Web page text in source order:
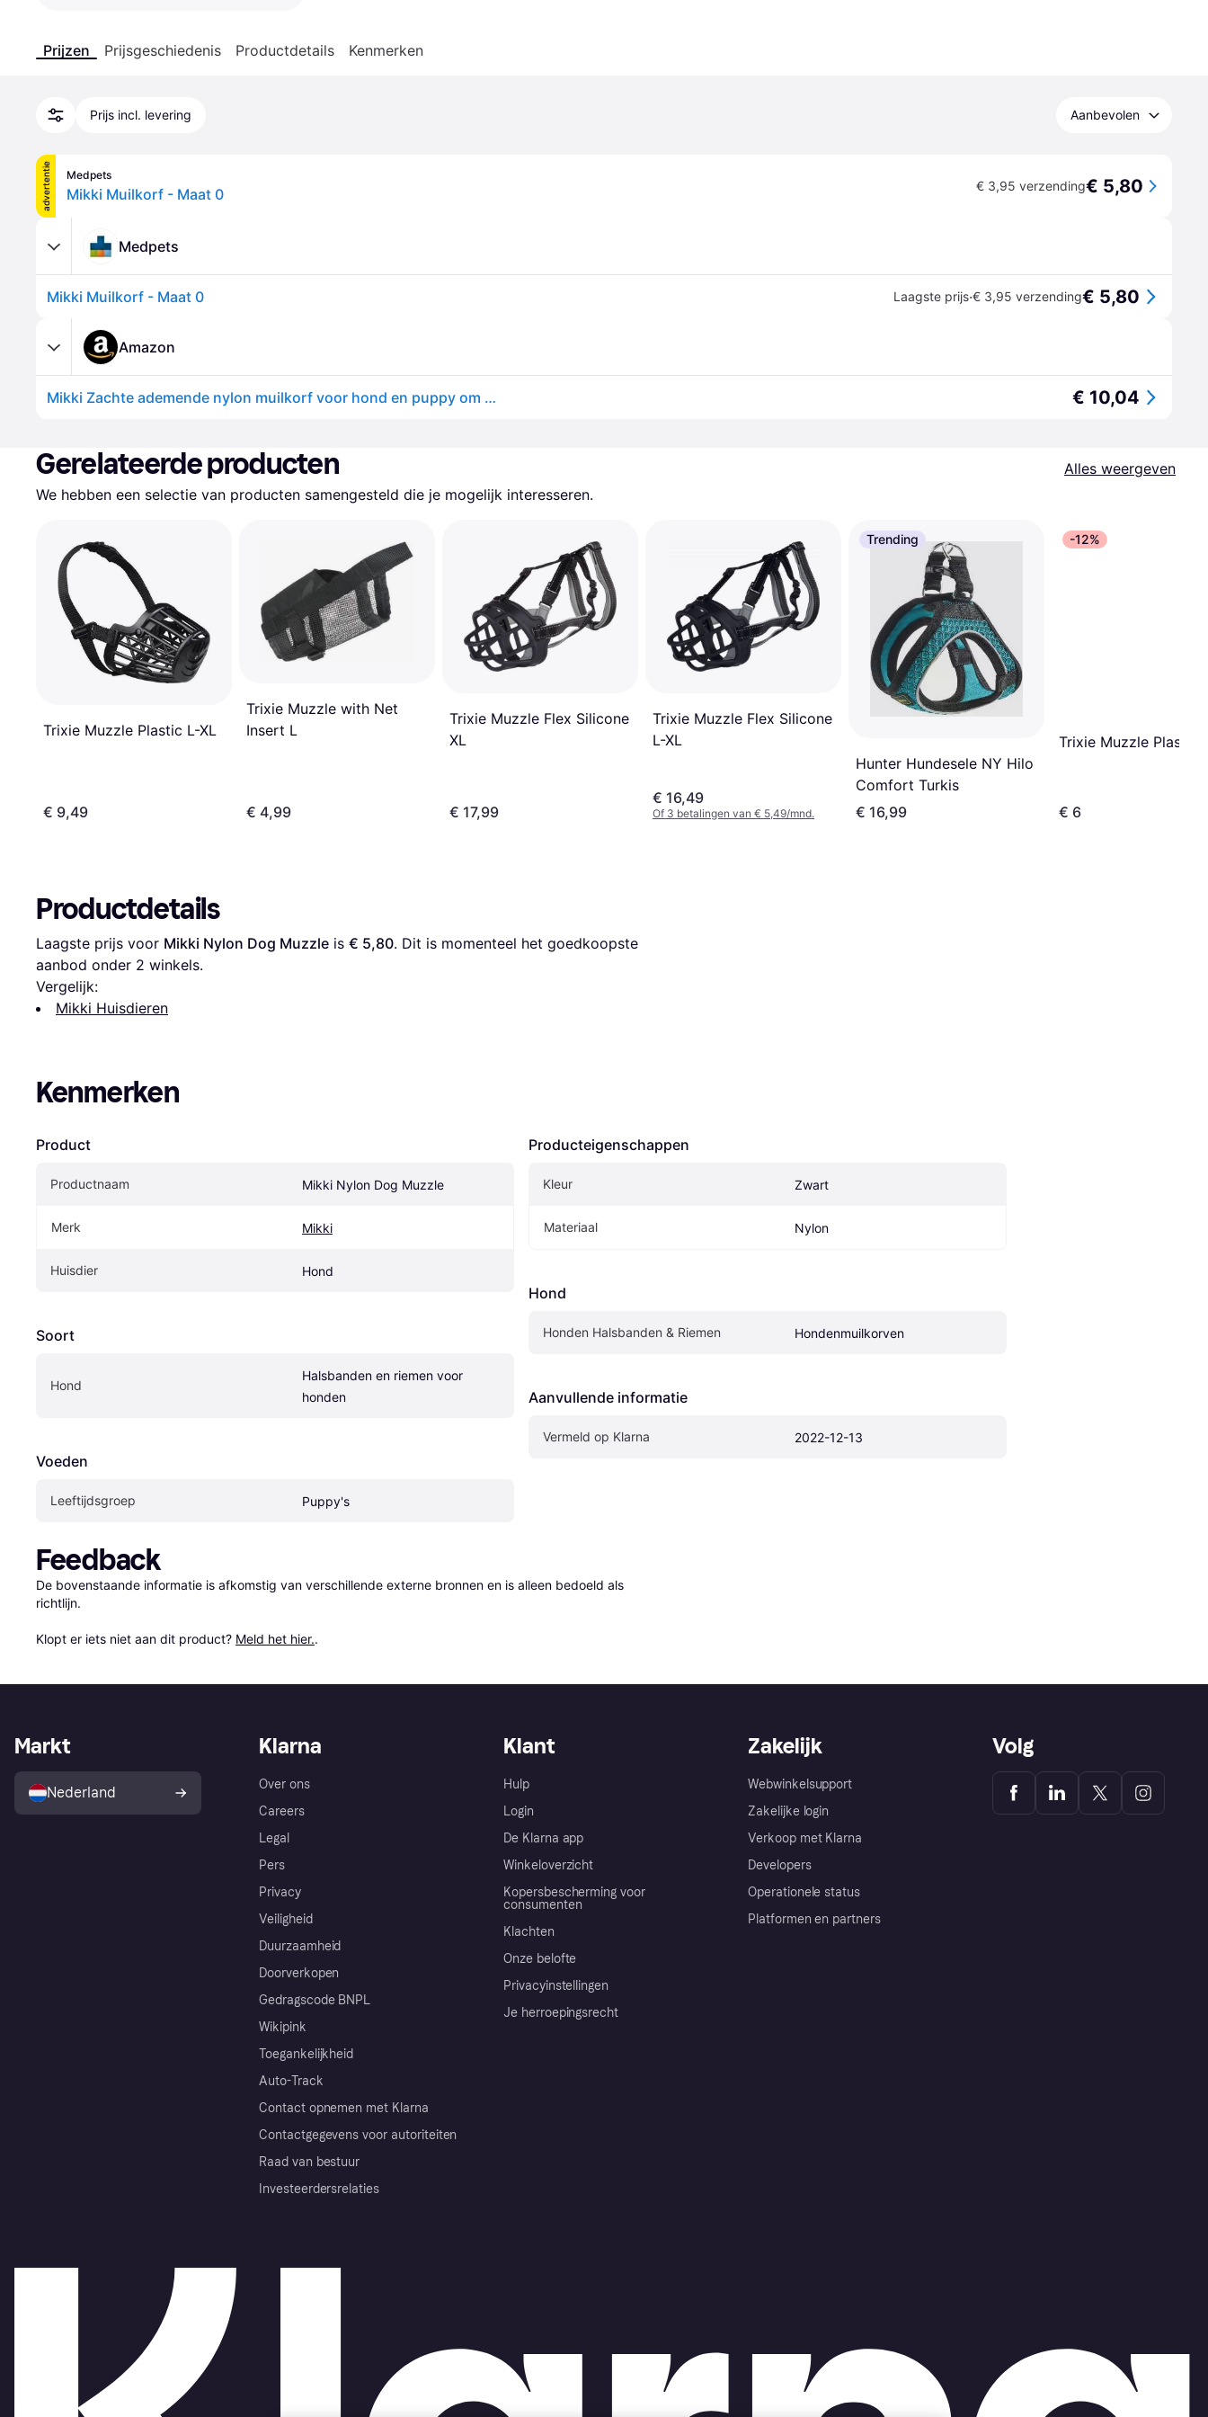
Prijzen Prijsgeschiedenis Productdetails Kenmerken
Prijs incl. levering Aanbevolen
advertentie Medpets
Mikki Muilkorf - Maat 0 € 3,95 verzending€ 5,80
Medpets
Mikki Muilkorf - Maat 0 Laagste prijs·€ 3,95 verzending€ 5,80
Amazon
Mikki Zachte ademende nylon muilkorf voor hond en puppy om bijten en kauwen te voorkomen - maat 0, zwart € 10,04
Gerelateerde producten
Alles weergeven
We hebben een selectie van producten samengesteld die je mogelijk interesseren.
Trixie Muzzle Plastic L-XL
€ 9,49
Trixie Muzzle with Net
Insert L
€ 4,99
Trixie Muzzle Flex Silicone
XL
€ 17,99
Trixie Muzzle Flex Silicone
L-XL
€ 16,49
Of 3 betalingen van € 5,49/mnd.
Trending
Hunter Hundesele NY Hilo
Comfort Turkis
€ 16,99
-12%
Trixie Muzzle Plastic
€ 6
Productdetails
Laagste prijs voor Mikki Nylon Dog Muzzle is € 5,80. Dit is momenteel het goedkoopste
aanbod onder 2 winkels.
Vergelijk:
Mikki Huisdieren
Kenmerken
Product
Productnaam Mikki Nylon Dog Muzzle
Merk Mikki
Huisdier Hond
Soort
Hond
Halsbanden en riemen voor
honden
Voeden
Leeftijdsgroep Puppy's
Producteigenschappen
Kleur Zwart
Materiaal Nylon
Hond
Honden Halsbanden & Riemen Hondenmuilkorven
Aanvullende informatie
Vermeld op Klarna 2022-12-13
Feedback
De bovenstaande informatie is afkomstig van verschillende externe bronnen en is alleen bedoeld als
richtlijn.
Klopt er iets niet aan dit product? Meld het hier..
Klarna
Over ons
Careers
Legal
Pers
Privacy
Veiligheid
Duurzaamheid
Doorverkopen
Gedragscode BNPL
Wikipink
Toegankelijkheid
Auto-Track
Contact opnemen met Klarna
Contactgegevens voor autoriteiten
Raad van bestuur
Investeerdersrelaties
Klant
Hulp
Login
De Klarna app
Winkeloverzicht
Kopersbescherming voor
consumenten
Klachten
Onze belofte
Privacyinstellingen
Je herroepingsrecht
Zakelijk
Webwinkelsupport
Zakelijke login
Verkoop met Klarna
Developers
Operationele status
Platformen en partners
Markt
Nederland
Volg